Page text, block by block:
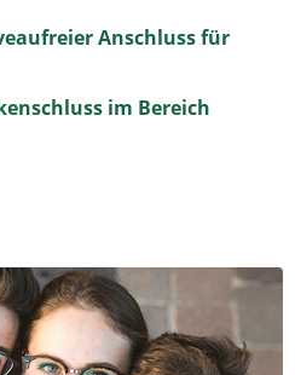
Anschluss für
im Bereich